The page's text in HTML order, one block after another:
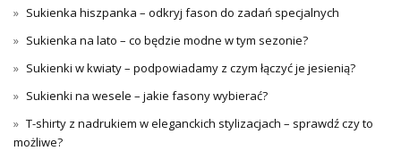
Sukienka hiszpanka – odkryj fason do zadań specjalnych
Sukienka na lato – co będzie modne w tym sezonie?
Sukienki w kwiaty – podpowiadamy z czym łączyć je jesienią?
Sukienki na wesele – jakie fasony wybierać?
T-shirty z nadrukiem w eleganckich stylizacjach – sprawdź czy to
możliwe?